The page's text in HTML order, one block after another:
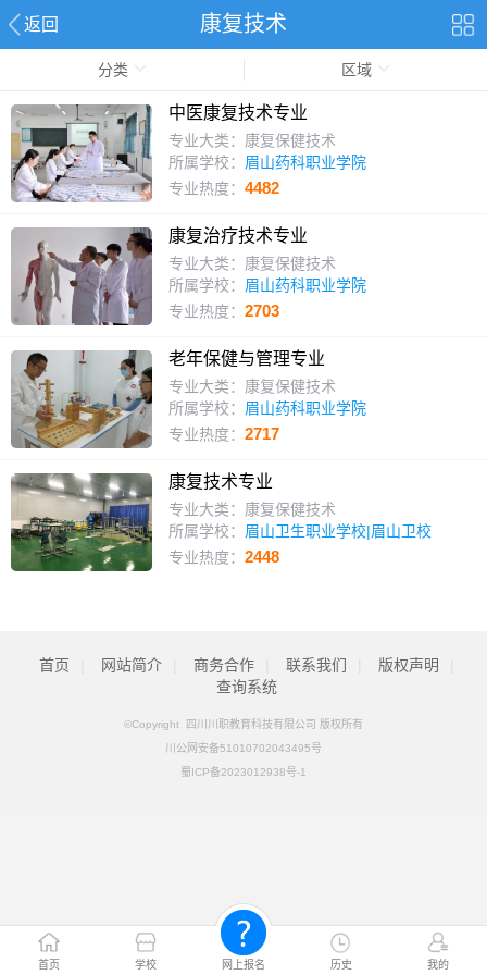
返回 康复技术
首页 学校 网上报名 历史 我的
分类 区域
中医康复技术专业
专业大类：康复保健技术
所属学校： 眉山药科职业学院
专业热度： 4482
康复治疗技术专业
专业大类：康复保健技术
所属学校： 眉山药科职业学院
专业热度： 2703
老年保健与管理专业
专业大类：康复保健技术
所属学校： 眉山药科职业学院
专业热度： 2717
康复技术专业
专业大类：康复保健技术
所属学校： 眉山卫生职业学校|眉山卫校
专业热度： 2448
首页 网站简介 商务合作 联系我们 版权声明
查询系统
©Copyright 四川川职教育科技有限公司 版权所有
川公网安备51010702043495号
蜀ICP备2023012938号-1